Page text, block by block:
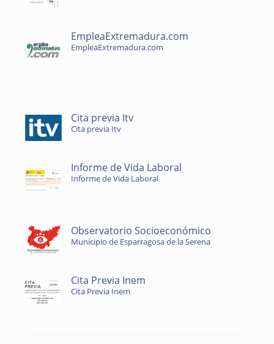
EmpleaExtremadura.com
EmpleaExtremadura.com
Cita previa Itv
Cita previa Itv
Informe de Vida Laboral
Informe de Vida Laboral
Observatorio Socioeconómico
Municipio de Esparragosa de la Serena
Cita Previa Inem
Cita Previa Inem